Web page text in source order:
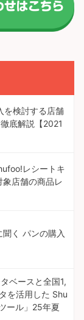
を検討する店舗
底解説【2021
レシートキ
店舗の商品レ
く パンの購入
ベースと全国1,
を活用した Shu
ール」25年夏